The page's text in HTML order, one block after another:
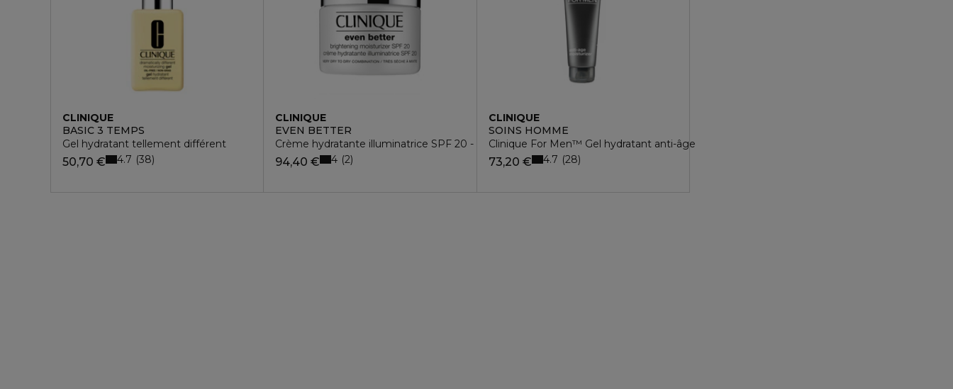
CLINIQUE
BASIC 3 TEMPS
Gel hydratant tellement différent
50,70 € 4.7 38
CLINIQUE
EVEN BETTER
Crème hydratante illuminatrice SPF 20 - peau sèche à mixte
94,40 € 4 2
CLINIQUE
SOINS HOMME
Clinique For Men™ Gel hydratant anti-âge
73,20 € 4.7 28